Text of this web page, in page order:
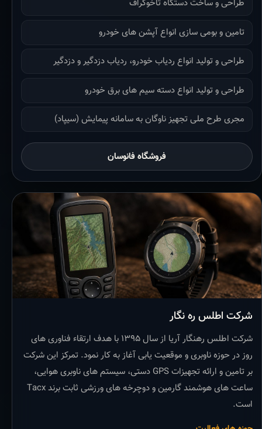
طراحی و ساخت دستگاه تاخوگراف
تامین و بومی سازی انواع آپشن های خودرو
طراحی و تولید انواع ردیاب خودرو، ردیاب دزدگیر و دزدگیر
طراحی و تولید انواع دسته سیم های برق خودرو
مجری طرح ملی تجهیز ناوگان به سامانه پیمایش (سیپاد)
فروشگاه فانوسان
شرکت اطلس ره نگار
شرکت اطلس رهنگار آریا از سال ۱۳۹۵ با هدف ارتقاء فناوری های
روز در حوزه ناوبری و موقعیت یابی آغاز به کار نمود. تمرکز این شرکت
بر تامین و ارائه تجهیزات GPS دستی، سیستم های ناوبری هوایی،
ساعت های هوشمند گارمین و دوچرخه های ورزشی ثابت برند Tacx
است.